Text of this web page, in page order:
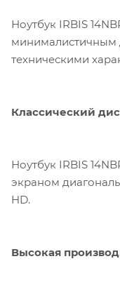
Ноутбук IRBIS
минималистичным
техническими
Классический
Ноутбук IRBIS
экраном
HD.
Высокая